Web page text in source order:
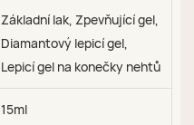
Základní lak, Zpevňující gel,
Diamantový lepicí gel,
Lepicí gel na konečky nehtů
15ml